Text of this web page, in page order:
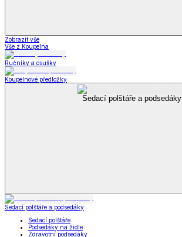
Zobrazit vše
Vše z Koupelna
Ručníky a osušky
Koupelnové předložky
Sedací polštáře a podsedáky
Sedací polštáře a podsedáky
Sedací polštáře
Podsedáky na židle
Zdravotní podsedáky